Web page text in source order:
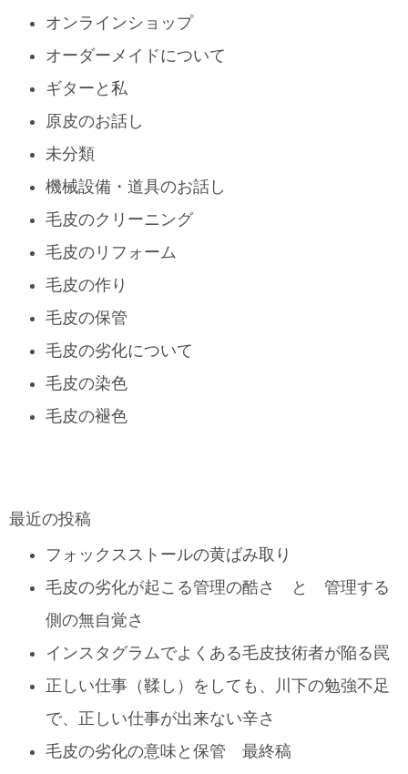
オンラインショップ
オーダーメイドについて
ギターと私
原皮のお話し
未分類
機械設備・道具のお話し
毛皮のクリーニング
毛皮のリフォーム
毛皮の作り
毛皮の保管
毛皮の劣化について
毛皮の染色
毛皮の褪色
最近の投稿
フォックスストールの黄ばみ取り
毛皮の劣化が起こる管理の酷さ と 管理する
側の無自覚さ
インスタグラムでよくある毛皮技術者が陥る罠
正しい仕事（鞣し）をしても、川下の勉強不足
で、正しい仕事が出来ない辛さ
毛皮の劣化の意味と保管 最終稿